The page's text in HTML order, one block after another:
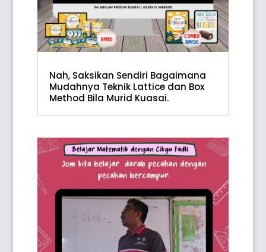
Nah, Saksikan Sendiri Bagaimana
Mudahnya Teknik Lattice dan Box
Method Bila Murid Kuasai.